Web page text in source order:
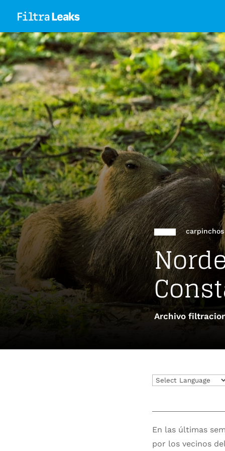
carpinchos
Archivo
En las últimas
por los vecinos